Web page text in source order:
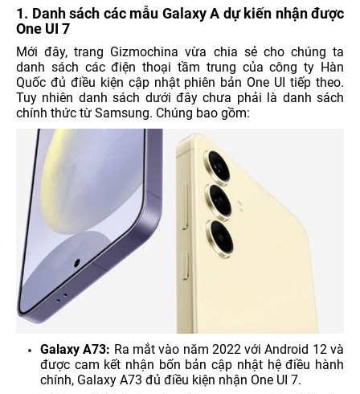
1. Danh sách các mẫu Galaxy A dự kiến nhận được
One UI 7
Mới đây, trang Gizmochina vừa chia sẻ cho chúng ta
danh sách các điện thoại tầm trung của công ty Hàn
Quốc đủ điều kiện cập nhật phiên bản One UI tiếp theo.
Tuy nhiên danh sách dưới đây chưa phải là danh sách
chính thức từ Samsung. Chúng bao gồm:
Galaxy A73: Ra mắt vào năm 2022 với Android 12 và
được cam kết nhận bốn bản cập nhật hệ điều hành
chính, Galaxy A73 đủ điều kiện nhận One UI 7.